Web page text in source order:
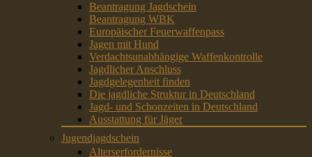
Beantragung Jagdschein
Beantragung WBK
Europäischer Feuerwaffenpass
Jagen mit Hund
Verdachtsunabhängige Waffenkontrolle
Jagdlicher Anschluss
Jagdgelegenheit finden
Die jagdliche Struktur in Deutschland
Jagd- und Schonzeiten in Deutschland
Ausstattung für Jäger
Jugendjagdschein
Alterserfordernisse